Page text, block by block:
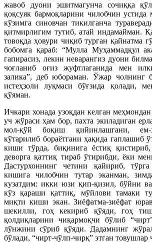
жавоб дуони эшитмагунча сочиққа
қоқсуяк бармоқларини чилобчин устида
кўзимга синовчан тикилганча
қитмирлигим тутиб, атай индамайман.
товоқда ҳовури чиқиб турган қайнатма
бобомга қараб: “Мулла Муҳаммадқул
гапирасиз, лекин неварангиз дуони
чоғланиб оғиз жуфтлаганида мен
залика”, деб юбораман. Ўжар чолнинг
истеҳзоли луқмаси бўғзида қолади,
қўяман.
Ичкари хонада узоқдан келган
уч жўраси ҳам бор, пахта экиладиган
мол-қўй боқиш қийинлашгани, ем-
кўтарилиб бораётгани ҳақида гаплашиб
киши тўрда, биқинига ёстиқ
деворга қаттиқ тираб ўтирибди, ёки
Дастурхоннинг четини қайириб,
кишига чилобчин тутар эканман,
кузатдим: икки юзи қип-қизил, бўйни
кўз қараши қаттиқ, мўйлови тамаки
миқти киши экан. Зиёфатма-зиёфат
шекилли, гоҳ кекириб қўяди, гоҳ
қолдиқларини чиқармоқчи бўлиб
лўнжини сўриб қўяди. Дадамнинг
бўлади, “чирт-чўлп-чирқ” этган товушлар